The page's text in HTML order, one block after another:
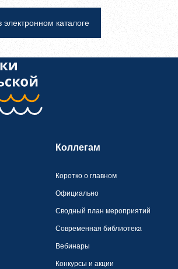
электронном каталоге
Коллегам
Коротко о главном
Официально
Сводный план мероприятий
Современная библиотека
Вебинары
Конкурсы и акции